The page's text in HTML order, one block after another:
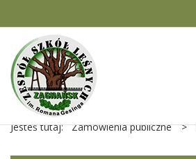
Jesteś tutaj: Zamówienia publiczne >